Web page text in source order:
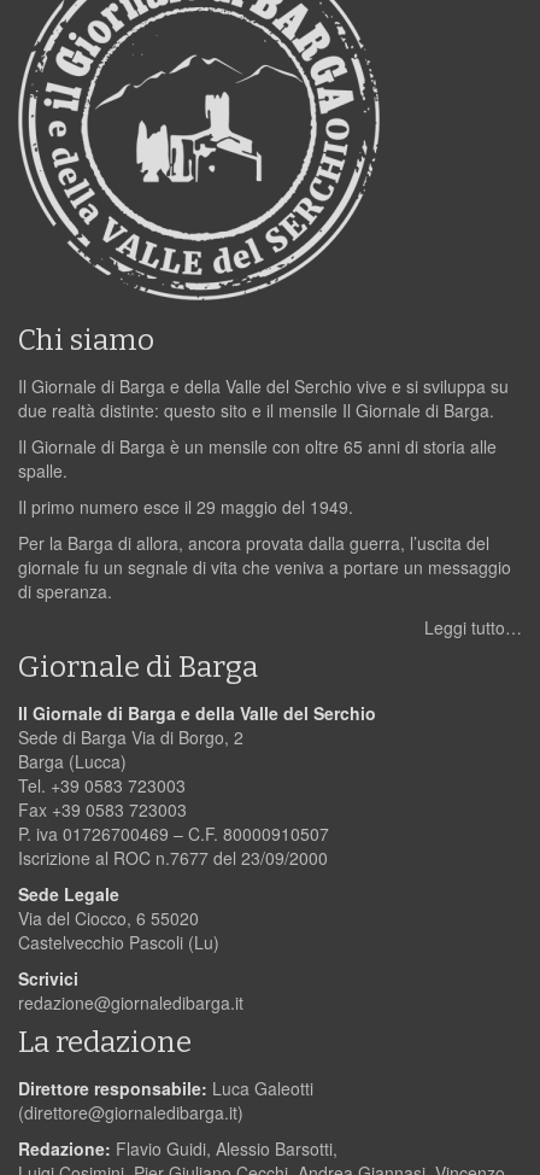
Chi siamo
Il Giornale di Barga e della Valle del Serchio vive e si sviluppa su
due realtà distinte: questo sito e il mensile Il Giornale di Barga.
Il Giornale di Barga è un mensile con oltre 65 anni di storia alle
spalle.
Il primo numero esce il 29 maggio del 1949.
Per la Barga di allora, ancora provata dalla guerra, l’uscita del
giornale fu un segnale di vita che veniva a portare un messaggio
di speranza.
Leggi tutto…
Giornale di Barga
Il Giornale di Barga e della Valle del Serchio
Sede di Barga Via di Borgo, 2
Barga (Lucca)
Tel. +39 0583 723003
Fax +39 0583 723003
P. iva 01726700469 – C.F. 80000910507
Iscrizione al ROC n.7677 del 23/09/2000
Sede Legale
Via del Ciocco, 6 55020
Castelvecchio Pascoli (Lu)
Scrivici
redazione@giornaledibarga.it
La redazione
Direttore responsabile: Luca Galeotti
(direttore@giornaledibarga.it)
Redazione: Flavio Guidi, Alessio Barsotti,